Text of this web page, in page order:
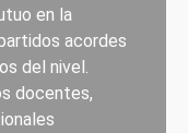
en la
acordes
del nivel.
docentes,